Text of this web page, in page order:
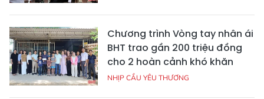
Chương trình Vòng tay nhân ái
BHT trao gần 200 triệu đồng
cho 2 hoàn cảnh khó khăn
NHỊP CẦU YÊU THƯƠNG